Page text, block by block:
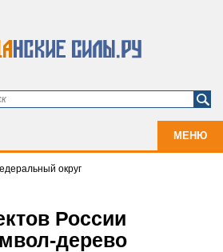
МЕНЮ
округ
России
дерево